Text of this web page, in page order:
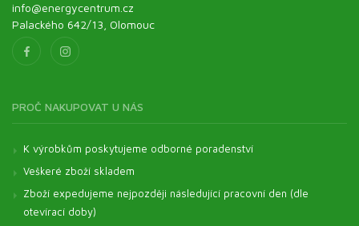
info@energycentrum.cz
Palackého 642/13, Olomouc
PROČ NAKUPOVAT U NÁS
K výrobkům poskytujeme odborné poradenství
Veškeré zboží skladem
Zboží expedujeme nejpozději následující pracovní den (dle
otevírací doby)